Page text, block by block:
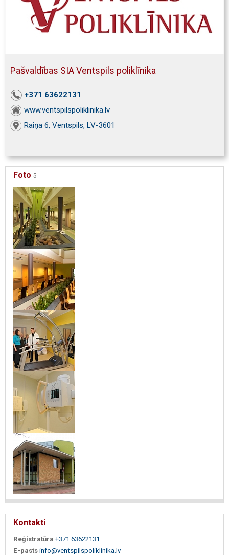
Pašvaldības SIA Ventspils poliklīnika
+371 63622131
www.ventspilspoliklinika.lv
Raiņa 6, Ventspils, LV-3601
Foto 5
Kontakti
Reģistratūra +371 63622131
E-pasts info@ventspilspoliklinika.lv